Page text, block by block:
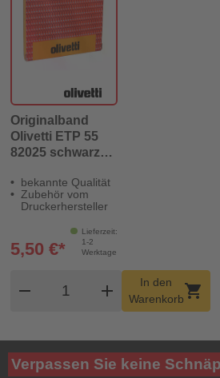
Originalband
Olivetti ETP 55
82025 schwarz
bekannte Qualität
Zubehör vom
Druckerhersteller
Lieferzeit:
1-2
Werktage
5,50 €*
remove
Produkt Warenkorb
add
In den
Warenkorbshopping_cart
Verpassen Sie keine